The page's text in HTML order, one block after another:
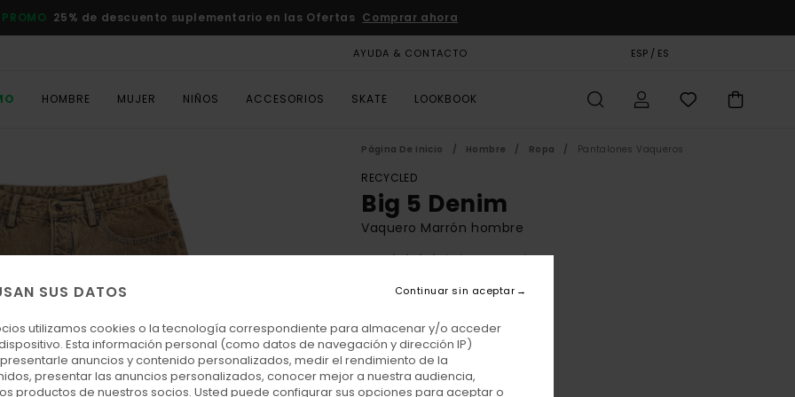
PROMO 25% de descuento suplementario en las Ofertas Comprar ahora
AYUDA & CONTACTO ESP / ES
HOMBRE MUJER NIÑOS ACCESORIOS SKATE LOOKBOOK
Página De Inicio Hombre Ropa Pantalones Vaqueros
RECYCLED
Big 5 Denim
Vaquero Marrón hombre
4.9
ECO-BONUS
33,75 €
OFERTAS
DOBLE PROMO -25% EXTRA
SUS DATOS
utilizamos cookies o la tecnología correspondiente para almacenar y/o acceder
Esta información personal (como datos de navegación y dirección IP)
anuncios y contenido personalizados, medir el rendimiento de la
presentar las anuncios personalizados, conocer mejor a nuestra audiencia,
productos de nuestros socios. Usted puede configurar sus opciones para aceptar o
Continuar sin aceptar